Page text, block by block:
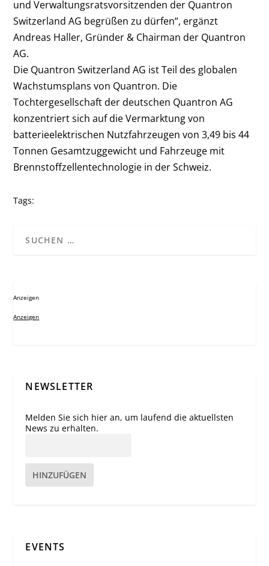
und Verwaltungsratsvorsitzenden der Quantron
Switzerland AG begrüßen zu dürfen“, ergänzt
Andreas Haller, Gründer & Chairman der Quantron
AG.
Die Quantron Switzerland AG ist Teil des globalen
Wachstumsplans von Quantron. Die
Tochtergesellschaft der deutschen Quantron AG
konzentriert sich auf die Vermarktung von
batterieelektrischen Nutzfahrzeugen von 3,49 bis 44
Tonnen Gesamtzuggewicht und Fahrzeuge mit
Brennstoffzellentechnologie in der Schweiz.
Tags:
Anzeigen
Anzeigen
NEWSLETTER
Melden Sie sich hier an, um laufend die aktuellsten
News zu erhalten.
HINZUFÜGEN
EVENTS